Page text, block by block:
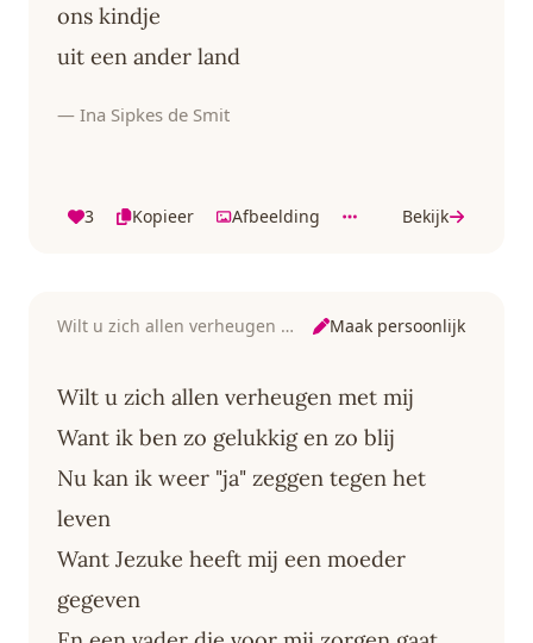
ons kindje
uit een ander land
— Ina Sipkes de Smit
3 Kopieer Afbeelding Bekijk
Wilt u zich allen verheugen met mij Maak persoonlijk
Wilt u zich allen verheugen met mij
Want ik ben zo gelukkig en zo blij
Nu kan ik weer "ja" zeggen tegen het
leven
Want Jezuke heeft mij een moeder
gegeven